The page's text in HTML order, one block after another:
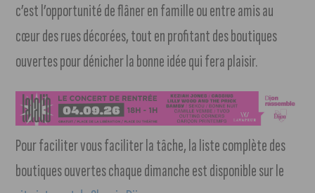
c’est l’opportunité de flâner en famille ou entre amis au
cœur des rues décorées, tout en profitant des boutiques
ouvertes pour dénicher la bonne idée qui fera plaisir.
Pour faciliter vous faciliter la tâche, la liste complète des
boutiques ouvertes chaque dimanche est disponible sur le